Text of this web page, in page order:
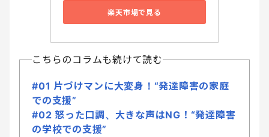
楽天市場で見る
こちらのコラムも続けて読む
#01 片づけマンに大変身！“発達障害の家庭
での支援”
#02 怒った口調、大きな声はNG！“発達障害
の学校での支援”